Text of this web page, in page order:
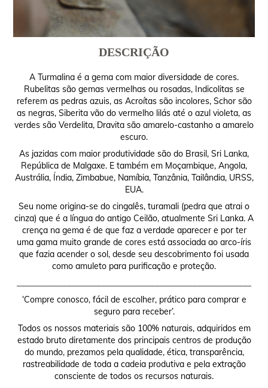
DESCRIÇÃO
A Turmalina é a gema com maior diversidade de cores.
Rubelitas são gemas vermelhas ou rosadas, Indicolitas se
referem as pedras azuis, as Acroítas são incolores, Schor são
as negras, Siberita vão do vermelho lilás até o azul violeta, as
verdes são Verdelita, Dravita são amarelo-castanho a amarelo
escuro.
As jazidas com maior produtividade são do Brasil, Sri Lanka,
República de Malgaxe. E também em Moçambique, Angola,
Austrália, Índia, Zimbabue, Namíbia, Tanzânia, Tailândia, URSS,
EUA.
Seu nome origina-se do cingalês, turamali (pedra que atrai o
cinza) que é a língua do antigo Ceilão, atualmente Sri Lanka. A
crença na gema é de que faz a verdade aparecer e por ter
uma gama muito grande de cores está associada ao arco-íris
que fazia acender o sol, desde seu descobrimento foi usada
como amuleto para purificação e proteção.
‘Compre conosco, fácil de escolher, prático para comprar e
seguro para receber’.
Todos os nossos materiais são 100% naturais, adquiridos em
estado bruto diretamente dos principais centros de produção
do mundo, prezamos pela qualidade, ética, transparência,
rastreabilidade de toda a cadeia produtiva e pela extração
consciente de todos os recursos naturais.